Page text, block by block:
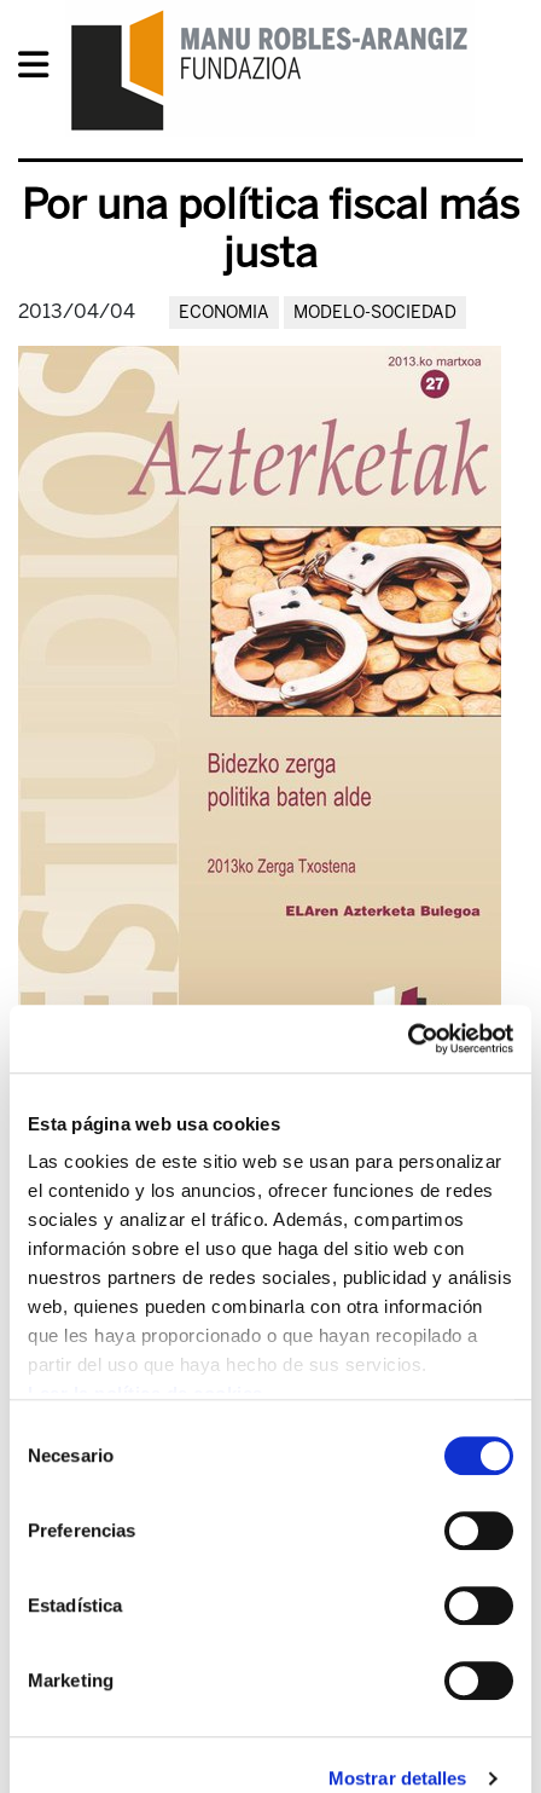
Esta página web usa cookies
Las cookies de este sitio web se usan para personalizar
el contenido y los anuncios, ofrecer funciones de redes
sociales y analizar el tráfico. Además, compartimos
información sobre el uso que haga del sitio web con
nuestros partners de redes sociales, publicidad y análisis
web, quienes pueden combinarla con otra información
que les haya proporcionado o que hayan recopilado a
partir del uso que haya hecho de sus servicios.
Necesario
Preferencias
Estadística
Marketing
Mostrar detalles
Por una política fiscal más
justa
2013/04/04 ECONOMIA MODELO-SOCIEDAD
fiscalidad es un elemento central de nuestro
modelo social. Su importancia es vital en cuanto
que determina cuánto y cómo recaudan las
administraciones, así como su nivel de gasto.
Introducción del librilloEstudios 27: Por una política
fiscal más justa
El debate fiscal cobra especial relevancia en la actual
de la crisis, no hay dinero. Es el discurso dominante, y
no admite ni respuestas ni protestas. Pero somos
conscientes de que la verdad es relativa, y queremos
conocer nuestra verdad. Por eso nos hacemos las
ingresos se debe a la crisis? ¿en qué medida está
afectando la coyuntura económica a los recortes?
El cambio que no puede venir sino acompañado de otra
realidad fiscal
A lo largo de este informe trataremos de dar respuesta